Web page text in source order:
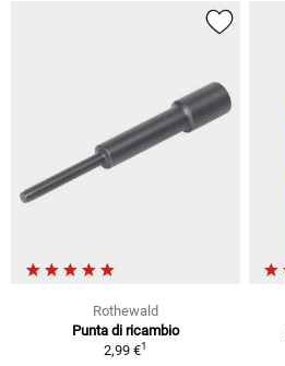
Rothewald
Punta di ricambio
2,99 €1